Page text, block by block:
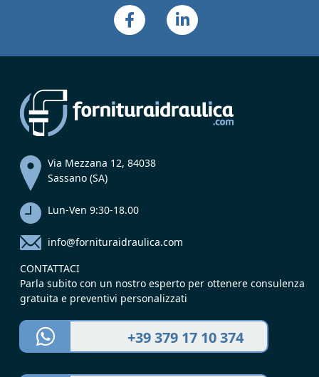
Via Mezzana 12, 84038
Sassano (SA)
Lun-Ven 9:30-18.00
info@fornituraidraulica.com
CONTATTACI
Parla subito con un nostro esperto per ottenere consulenza
gratuita e preventivi personalizzati
+39 379 17 10 374